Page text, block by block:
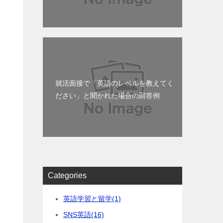
就活面接で「英語のレベルを教えてく
ださい」と聞かれた場合の回答例
Categories
英語学習と留学(1)
SNS英語(16)